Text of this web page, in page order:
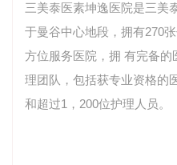
三美泰医素坤逸医院是三美
于曼谷中心地段，拥有270
方位服务医院，拥 有完备
理团队，包括获专业资格的
和超过1，200位护理人员。